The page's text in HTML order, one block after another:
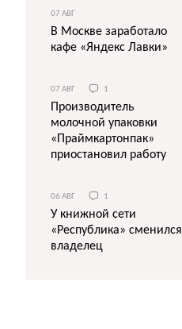
07 АВГ
В Москве заработало
кафе «Яндекс Лавки»
07 АВГ 1
Производитель
молочной упаковки
«Праймкартонпак»
приостановил работу
06 АВГ 1
У книжной сети
«Республика» сменился
владелец